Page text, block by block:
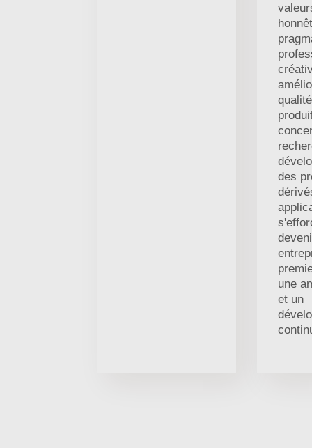
des
une
et un